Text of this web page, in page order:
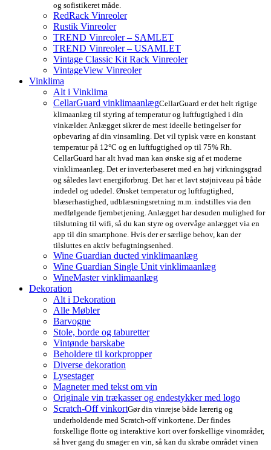
og sofistikeret måde.
RedRack Vinreoler
Rustik Vinreoler
TREND Vinreoler – SAMLET
TREND Vinreoler – USAMLET
Vintage Classic Kit Rack Vinreoler
VintageView Vinreoler
Vinklima
Alt i Vinklima
CellarGuard vinklimaanlægCellarGuard er det helt rigtige
klimaanlæg til styring af temperatur og luftfugtighed i din
vinkælder. Anlægget sikrer de mest ideelle betingelser for
opbevaring af din vinsamling. Det vil typisk være en konstant
temperatur på 12°C og en luftfugtighed op til 75% Rh.
CellarGuard har alt hvad man kan ønske sig af et moderne
vinklimaanlæg. Det er inverterbaseret med en høj virkningsgrad
og således lavt energiforbrug. Det har et lavt støjniveau på både
indedel og udedel. Ønsket temperatur og luftfugtighed,
blæserhastighed, udblæsningsretning m.m. indstilles via den
medfølgende fjernbetjening. Anlægget har desuden mulighed for
tilslutning til wifi, så du kan styre og overvåge anlægget via en
app til din smartphone. Hvis der er særlige behov, kan der
tilsluttes en aktiv befugtningsenhed.
Wine Guardian ducted vinklimaanlæg
Wine Guardian Single Unit vinklimaanlæg
WineMaster vinklimaanlæg
Dekoration
Alt i Dekoration
Alle Møbler
Barvogne
Stole, borde og taburetter
Vintønde barskabe
Beholdere til korkpropper
Diverse dekoration
Lysestager
Magneter med tekst om vin
Originale vin trækasser og endestykker med logo
Scratch-Off vinkortGør din vinrejse både lærerig og
underholdende med Scratch-off vinkortene. Der findes
forskellige flotte og interaktive kort over forskellige vinområder,
så hver gang du smager en vin, så kan du skrabe området vinen